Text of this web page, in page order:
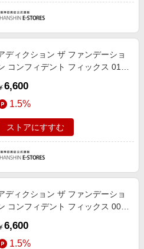
ディクション ザ ファンデーショ
コンフィデント フィックス 010
6,600
1.5%
ストアにすすむ
ディクション ザ ファンデーショ
コンフィデント フィックス 007
6,600
1.5%